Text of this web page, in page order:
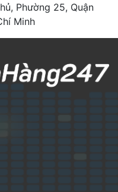
Phường 25, Quận
Minh